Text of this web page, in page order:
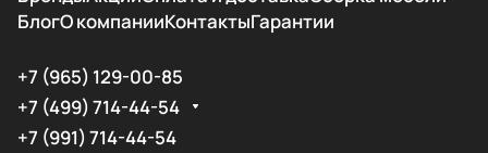
БлогО компанииКонтактыГарантии
+7 (965) 129-00-85
+7 (499) 714-44-54
+7 (991) 714-44-54